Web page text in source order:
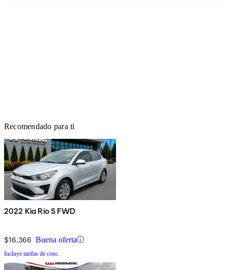
Recomendado para ti
2022 Kia Rio S FWD
$16,366 Buena oferta
Incluye tarifas de conc.